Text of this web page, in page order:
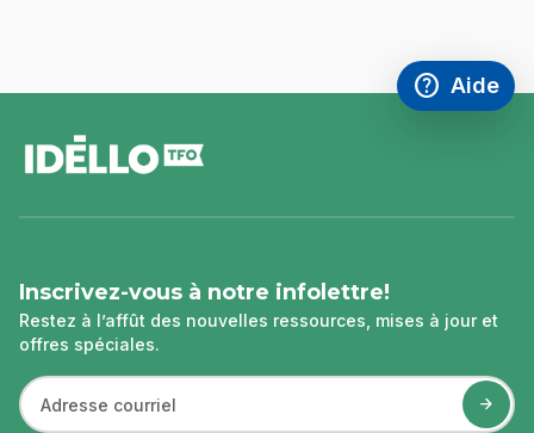
help
Accéder à
Aide
,Ce lien
de
page
Inscrivez-vous à notre infolettre!
Restez à l’affût des nouvelles ressources, mises à jour et
offres spéciales.